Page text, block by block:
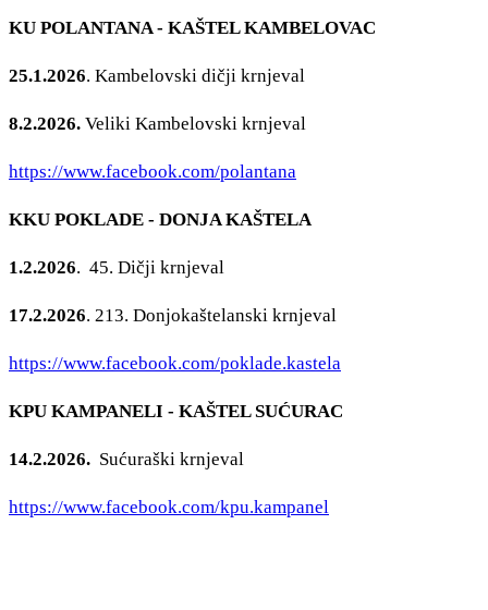
KU POLANTANA - KAŠTEL KAMBELOVAC
25.1.2026. Kambelovski dičji krnjeval
8.2.2026. Veliki Kambelovski krnjeval
https://www.facebook.com/polantana
KKU POKLADE - DONJA KAŠTELA
1.2.2026. 45. Dičji krnjeval
17.2.2026. 213. Donjokaštelanski krnjeval
https://www.facebook.com/poklade.kastela
KPU KAMPANELI - KAŠTEL SUĆURAC
14.2.2026. Sućuraški krnjeval
https://www.facebook.com/kpu.kampanel